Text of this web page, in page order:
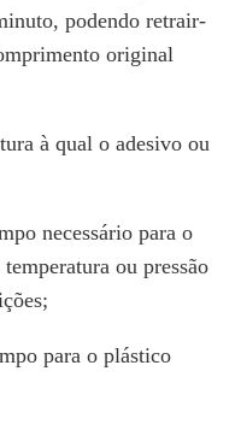
podendo retrair-
original
à qual o adesivo ou
necessário para o
ou pressão
para o plástico